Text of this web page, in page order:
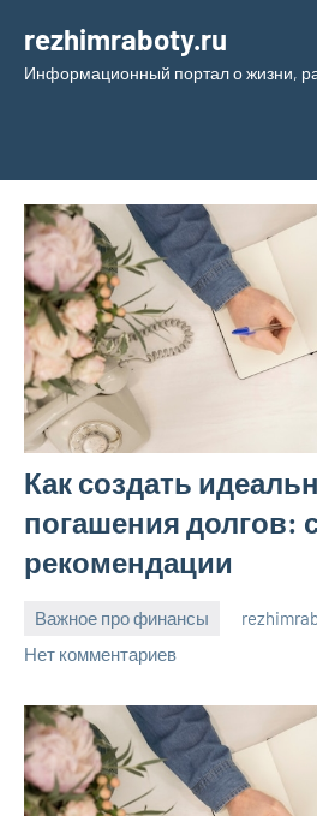
содержимому
rezhimraboty.ru
Информационный портал о жизни,
Как создать
погашения долгов:
рекомендации
Важное про финансы
24
2024
Нет комментариев